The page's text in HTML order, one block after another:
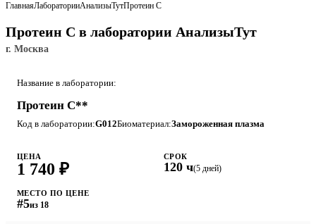
ГлавнаяЛабораторииАнализыТутПротеин С
Протеин С в лаборатории АнализыТут
г. Москва
Название в лаборатории:
Протеин C**
Код в лаборатории:G012Биоматериал:Замороженная плазма
ЦЕНА
1 740 ₽
СРОК
120 ч(5 дней)
МЕСТО ПО ЦЕНЕ
#5из 18